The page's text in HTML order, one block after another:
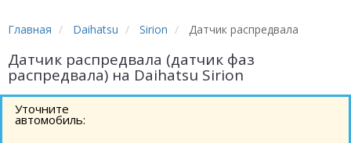
Главная Daihatsu Sirion Датчик распредвала
Датчик распредвала (датчик фаз
распредвала) на Daihatsu Sirion
Уточните
автомобиль: